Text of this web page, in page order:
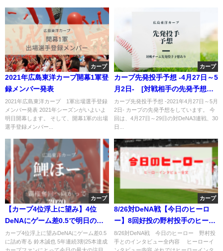
カープ
2021年広島東洋カープ開幕1軍登
録メンバー発表
2021年広島東洋カープ 1軍出場選手登録
メンバー発表 2021年シーズンがいよいよ
明日開幕します。 そして、開幕1軍の出場
選手登録メンバー...
カープ
カープ先発投手予想 ‐4月27日～5
月2日- [対戦相手の先発予想あ
り]
カープ先発投手予想 -2021年4月27日～5月
2日- カープの先発予想をしています。 今
回は、4月27日～29日の対DeNA3連戦、30
日...
カープ
【カープ4位浮上に望み】4位
DeNAにゲーム差0.5で明日の最
終戦へ
カープ4位浮上に望みDeNAにゲーム差0.5
に詰め寄る 鈴木誠也 5年連続3割25本達成
カープファンにとって今日の最大の注目
カープ
8/26対DeNA戦【今日のヒーロ
ー】8回好投の野村投手のヒーロ
ーインタビュー全文
8/26対DeNA戦 今日のヒーロー 野村投
手とのインタビュー全内容 ヒーローイ
ンタビュー内容 それではヒーローインタ